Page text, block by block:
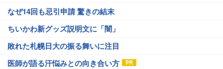
なぜ14回も忌引申請 驚きの結末
ちいかわ新グッズ説明文に「闇」
敗れた札幌日大の振る舞いに注目
医師が語る汗悩みとの向き合い方